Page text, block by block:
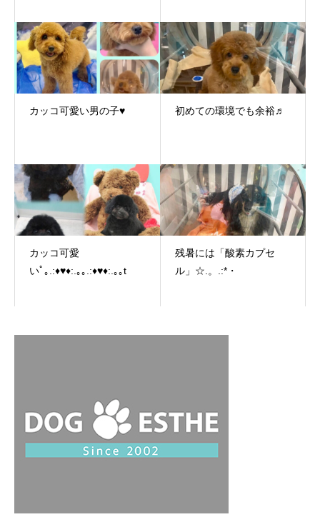
カッコ可愛い男の子♥ 初めての環境でも余裕♬
カッコ可愛
いﾟ｡.:♦♥♦:.｡｡.:♦♥♦:.｡｡t
残暑には「酸素カプセ
ル」☆.。.:*・